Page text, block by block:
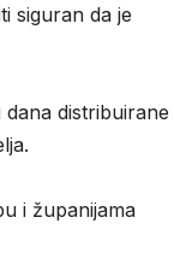
siguran da je
distribuirane
i županijama